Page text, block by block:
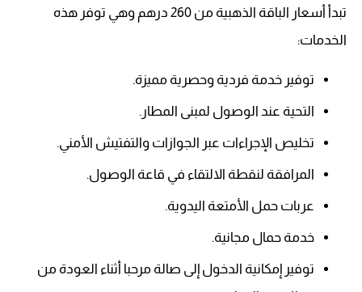
تبدأ أسعار الباقة الذهبية من 260 درهم وهي توفر هذه
الخدمات:
توفير خدمة فردية وحصرية مميزة.
التحية عند الوصول لمبنى المطار.
تخليص الإجراءات عبر الجوازات والتفتيش الأمني.
المرافقة لنقطة الالتقاء في قاعة الوصول.
عربات حمل الأمتعة اليدوية.
خدمة حمال مجانية.
توفير إمكانية الدخول إلى صالة مرحبا أثناء العودة من